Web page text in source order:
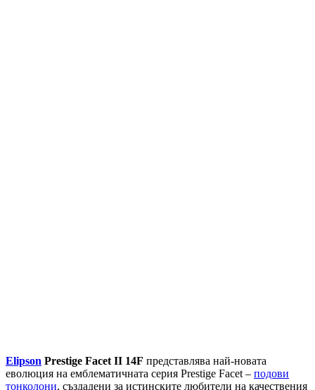
Elipson Prestige Facet II 14F представлява най-новата
еволюция на емблематичната серия Prestige Facet – подови
тонколони, създадени за истинските любители на качествения